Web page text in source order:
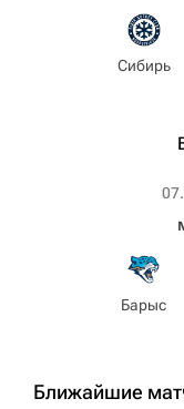
Сибирь
Барыс
Ближайшие